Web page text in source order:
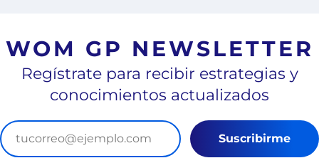
WOM GP NEWSLETTER
Regístrate para recibir estrategias y
conocimientos actualizados
Suscribirme